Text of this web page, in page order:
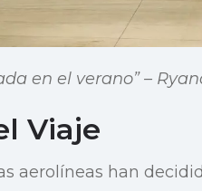
en el verano” –
Viaje
aerolíneas han